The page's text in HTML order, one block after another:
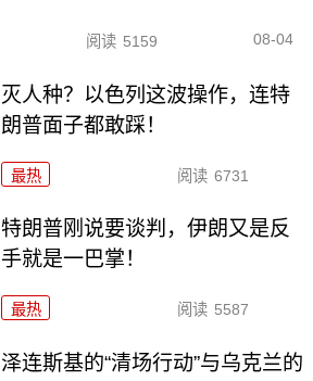
阅读 5159 08-04
灭人种？以色列这波操作，连特
朗普面子都敢踩！
最热 阅读 6731
特朗普刚说要谈判，伊朗又是反
手就是一巴掌！
最热 阅读 5587
泽连斯基的“清场行动”与乌克兰的